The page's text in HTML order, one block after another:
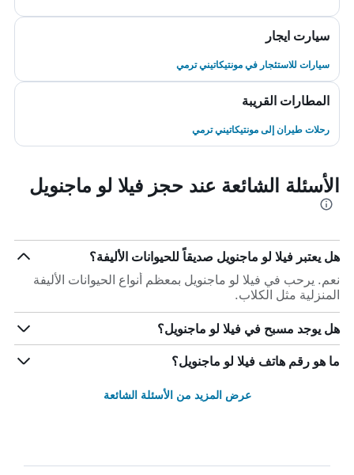
سيارت ايجار
سيارات للاستئجار في مونتيكاتيني ترمي
المطارات القريبة
رحلات طيران إلى مونتيكاتيني ترمي
الأسئلة الشائعة عند حجز فيلا لو ماجنويل
هل يعتبر فيلا لو ماجنويل صديقاً للحيوانات الأليفة؟
نعم. يرحب في فيلا لو ماجنويل بمعظم أنواع الحيوانات الأليفة
المنزلية مثل الكلاب.
هل يوجد مسبح في فيلا لو ماجنويل؟
ما هو رقم هاتف فيلا لو ماجنويل؟
عرض المزيد من الأسئلة الشائعة